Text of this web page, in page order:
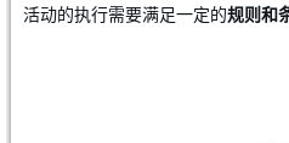
活动的执行需要满足一定的规则和